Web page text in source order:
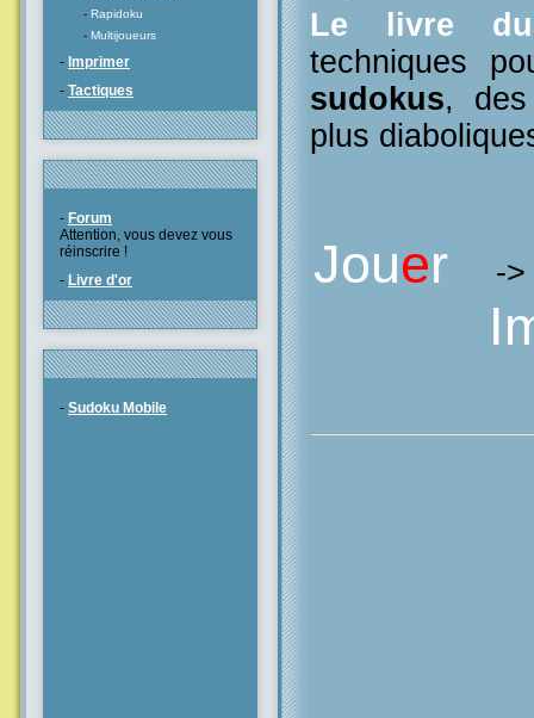
- Rapidoku
- Multijoueurs
- Imprimer
- Tactiques
- Forum
Attention, vous devez vous
réinscrire !
- Livre d'or
- Sudoku Mobile
Le livre du
techniques
sudokus,
plus
Jouer -